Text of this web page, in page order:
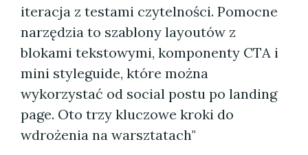
iteracja z testami czytelności. Pomocne
narzędzia to szablony layoutów z
blokami tekstowymi, komponenty CTA i
mini styleguide, które można
wykorzystać od social postu po landing
page. Oto trzy kluczowe kroki do
wdrożenia na warsztatach"